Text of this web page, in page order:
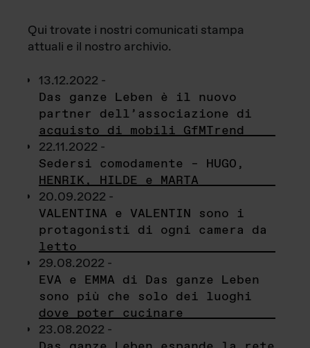
Qui trovate i nostri comunicati stampa
attuali e il nostro archivio.
13.12.2022 -
Das ganze Leben è il nuovo
partner dell’associazione di
acquisto di mobili GfMTrend
22.11.2022 -
Sedersi comodamente – HUGO,
HENRIK, HILDE e MARTA
20.09.2022 -
VALENTINA e VALENTIN sono i
protagonisti di ogni camera da
letto
29.08.2022 -
EVA e EMMA di Das ganze Leben
sono più che solo dei luoghi
dove poter cucinare
23.08.2022 -